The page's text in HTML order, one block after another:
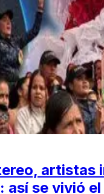
artistas
así se vivió